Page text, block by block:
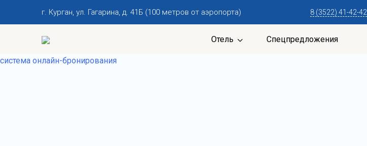
г. Курган, ул. Гагарина, д. 41Б (100 метров от аэропорта) 8 (3522) 41-42-42
Отель Спецпредложения
система онлайн-бронирования